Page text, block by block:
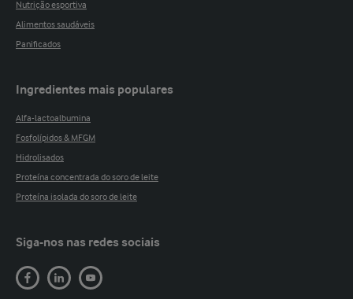
Nutrição esportiva
Alimentos saudáveis
Panificados
Ingredientes mais populares
Alfa-lactoalbumina
Fosfolípidos & MFGM
Hidrolisados
Proteína concentrada do soro de leite
Proteína isolada do soro de leite
Siga-nos nas redes sociais